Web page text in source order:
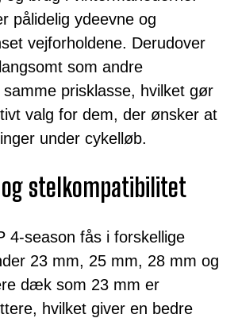
pålidelig ydeevne og
vejforholdene. Derudover
som andre
prisklasse, hvilket gør
valg for dem, der ønsker at
under cykelløb.
og stelkompatibilitet
4-season fås i forskellige
23 mm, 25 mm, 28 mm og
dæk som 23 mm er
hvilket giver en bedre